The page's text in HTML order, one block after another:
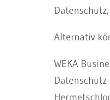
Alternativ
WEKA
Datenschutz